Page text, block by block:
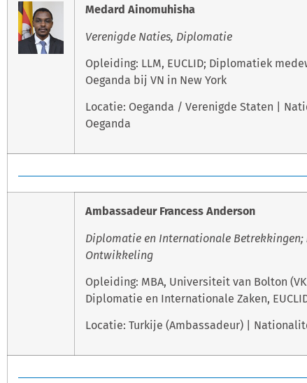
Medard Ainomuhisha
Verenigde Naties, Diplomatie
Opleiding: LLM, EUCLID; Diplomatiek
Oeganda bij VN in New York
Locatie: Oeganda / Verenigde Staten |
Oeganda
Ambassadeur Francess Anderson
Diplomatie en Internationale Betrekkingen;
Ontwikkeling
Opleiding: MBA, Universiteit van Bolton
Diplomatie en Internationale Zaken,
Locatie: Turkije (Ambassadeur) |